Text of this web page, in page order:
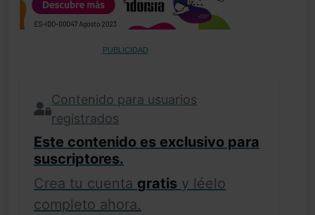
PUBLICIDAD
Contenido para usuarios
registrados
Este contenido es exclusivo para
suscriptores.
Crea tu cuenta gratis y léelo
completo ahora.